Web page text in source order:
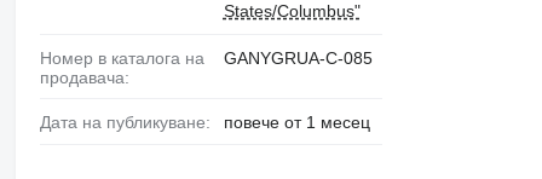
States/Columbus"
Номер в каталога на
продавача:
GANYGRUA-C-085
Дата на публикуване: повече от 1 месец